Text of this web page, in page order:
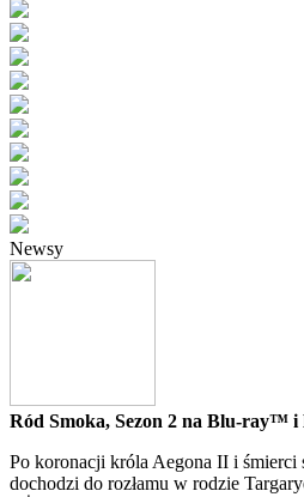
Newsy
Ród Smoka, Sezon 2 na Blu-ray™
Po koronacji króla Aegona II i
dochodzi do rozłamu w rodzie